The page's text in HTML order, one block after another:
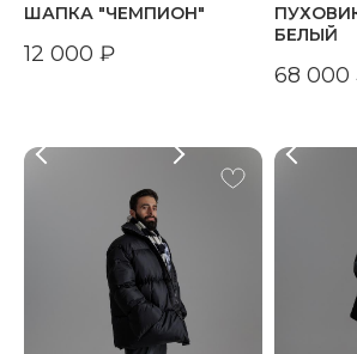
ШАПКА "ЧЕМПИОН"
12 000 ₽
ПУХОВИК
БЕЛЫЙ
68 000